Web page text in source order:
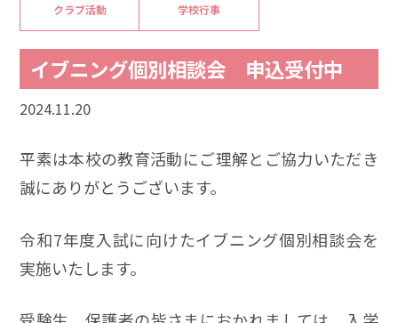
クラブ活動 学校行事
イブニング個別相談会 申込受付中
2024.11.20
平素は本校の教育活動にご理解とご協力いただき
誠にありがとうございます。
令和7年度入試に向けたイブニング個別相談会を
実施いたします。